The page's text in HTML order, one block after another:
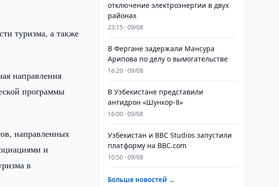
туризма, а также
направления
программы
направленных
и
в
отключение электроэнергии в двух
районах
23:15 · 09/08
В Фергане задержали Мансура
Арипова по делу о вымогательстве
16:20 · 09/08
В Узбекистане представили
антидрон «Шункор-8»
16:00 · 09/08
Узбекистан и BBC Studios запустили
платформу на BBC.com
10:50 · 09/08
Больше новостей →